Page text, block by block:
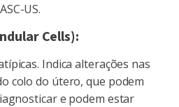
US.
Cells):
Indica alterações nas
colo do útero, que podem
e podem estar